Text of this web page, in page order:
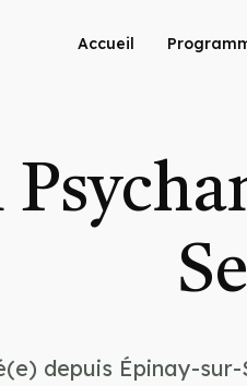
Accueil
depuis Épinay-